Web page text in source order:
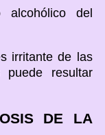
alcohólico del
irritante de las
resultar
DE LA